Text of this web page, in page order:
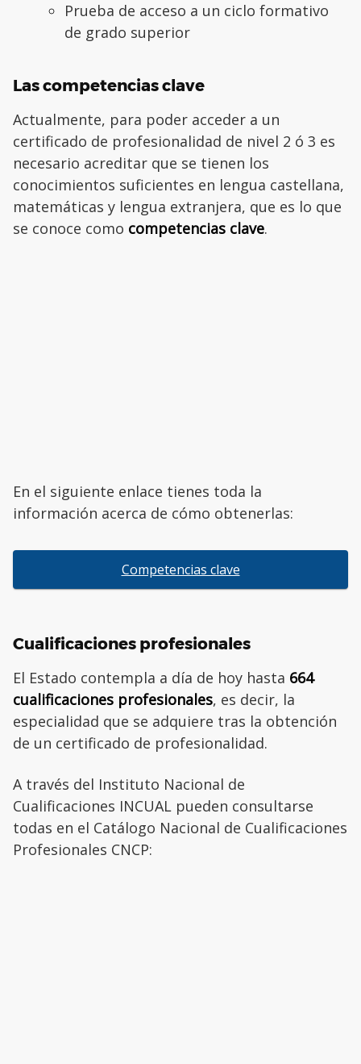
Prueba de acceso a un ciclo formativo
de grado superior
Las competencias clave
Actualmente, para poder acceder a un
certificado de profesionalidad de nivel 2 ó 3 es
necesario acreditar que se tienen los
conocimientos suficientes en lengua castellana,
matemáticas y lengua extranjera, que es lo que
se conoce como competencias clave.
En el siguiente enlace tienes toda la
información acerca de cómo obtenerlas:
Competencias clave
Cualificaciones profesionales
El Estado contempla a día de hoy hasta 664
cualificaciones profesionales, es decir, la
especialidad que se adquiere tras la obtención
de un certificado de profesionalidad.
A través del Instituto Nacional de
Cualificaciones INCUAL pueden consultarse
todas en el Catálogo Nacional de Cualificaciones
Profesionales CNCP: